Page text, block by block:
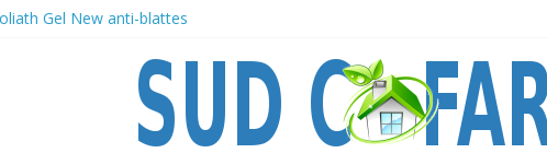
Gel New anti-blattes
– Répulsif Moustiques, Tiques et Phlébotomes
ANTI FOURMIS